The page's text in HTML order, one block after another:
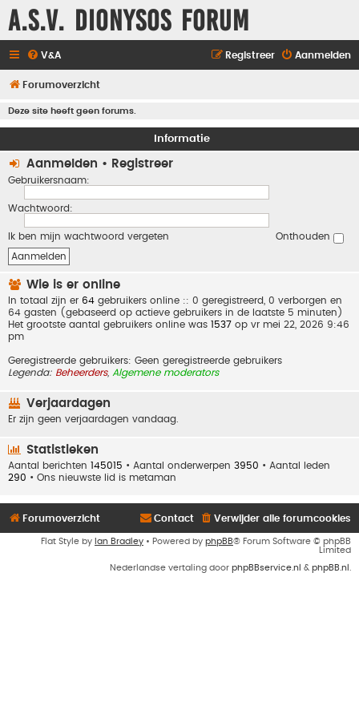
A.S.V. Dionysos Forum
V&A Aanmelden
Registreer
Forumoverzicht
Deze site heeft geen forums.
Informatie
Aanmelden • Registreer
Gebruikersnaam:
Wachtwoord:
Ik ben mijn wachtwoord vergeten Onthouden
Wie is er online
In totaal zijn er 64 gebruikers online :: 0 geregistreerd, 0 verborgen en
64 gasten (gebaseerd op actieve gebruikers in de laatste 5 minuten)
Het grootste aantal gebruikers online was 1537 op vr mei 22, 2026 9:46
pm
Geregistreerde gebruikers: Geen geregistreerde gebruikers
Legenda: Beheerders, Algemene moderators
Verjaardagen
Er zijn geen verjaardagen vandaag.
Statistieken
Aantal berichten 145015 • Aantal onderwerpen 3950 • Aantal leden
290 • Ons nieuwste lid is metaman
Forumoverzicht Verwijder alle forumcookies
Contact
Flat Style by Ian Bradley • Powered by phpBB® Forum Software © phpBB
Limited
Nederlandse vertaling door phpBBservice.nl & phpBB.nl